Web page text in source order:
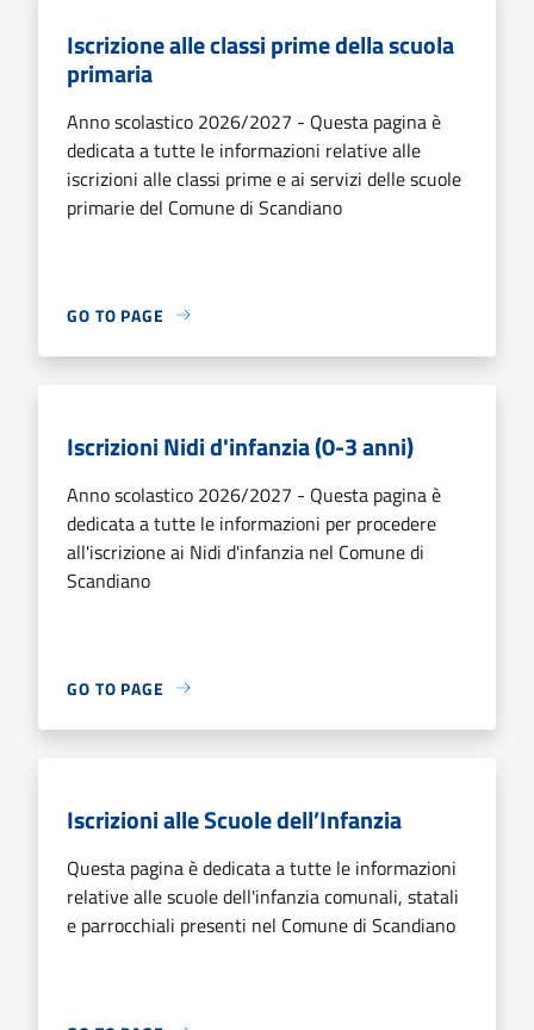
Iscrizione alle classi prime della scuola
primaria
Anno scolastico 2026/2027 - Questa pagina è
dedicata a tutte le informazioni relative alle
iscrizioni alle classi prime e ai servizi delle scuole
primarie del Comune di Scandiano
GO TO PAGE
Iscrizioni Nidi d'infanzia (0-3 anni)
Anno scolastico 2026/2027 - Questa pagina è
dedicata a tutte le informazioni per procedere
all'iscrizione ai Nidi d'infanzia nel Comune di
Scandiano
GO TO PAGE
Iscrizioni alle Scuole dell’Infanzia
Questa pagina è dedicata a tutte le informazioni
relative alle scuole dell'infanzia comunali, statali
e parrocchiali presenti nel Comune di Scandiano